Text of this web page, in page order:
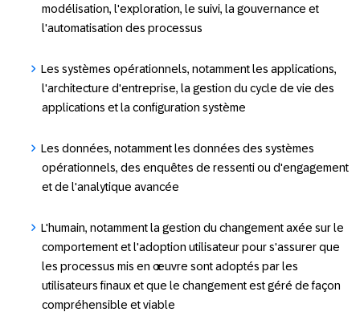
modélisation, l'exploration, le suivi, la gouvernance et
l'automatisation des processus
Les systèmes opérationnels, notamment les applications,
l'architecture d'entreprise, la gestion du cycle de vie des
applications et la configuration système
Les données, notamment les données des systèmes
opérationnels, des enquêtes de ressenti ou d'engagement
et de l'analytique avancée
L'humain, notamment la gestion du changement axée sur le
comportement et l'adoption utilisateur pour s'assurer que
les processus mis en œuvre sont adoptés par les
utilisateurs finaux et que le changement est géré de façon
compréhensible et viable